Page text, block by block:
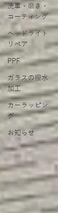
洗車・磨き・
コーティング
ヘッドライト
リペア
PPF
ガラスの撥水
加工
カーラッピン
グ
お知らせ